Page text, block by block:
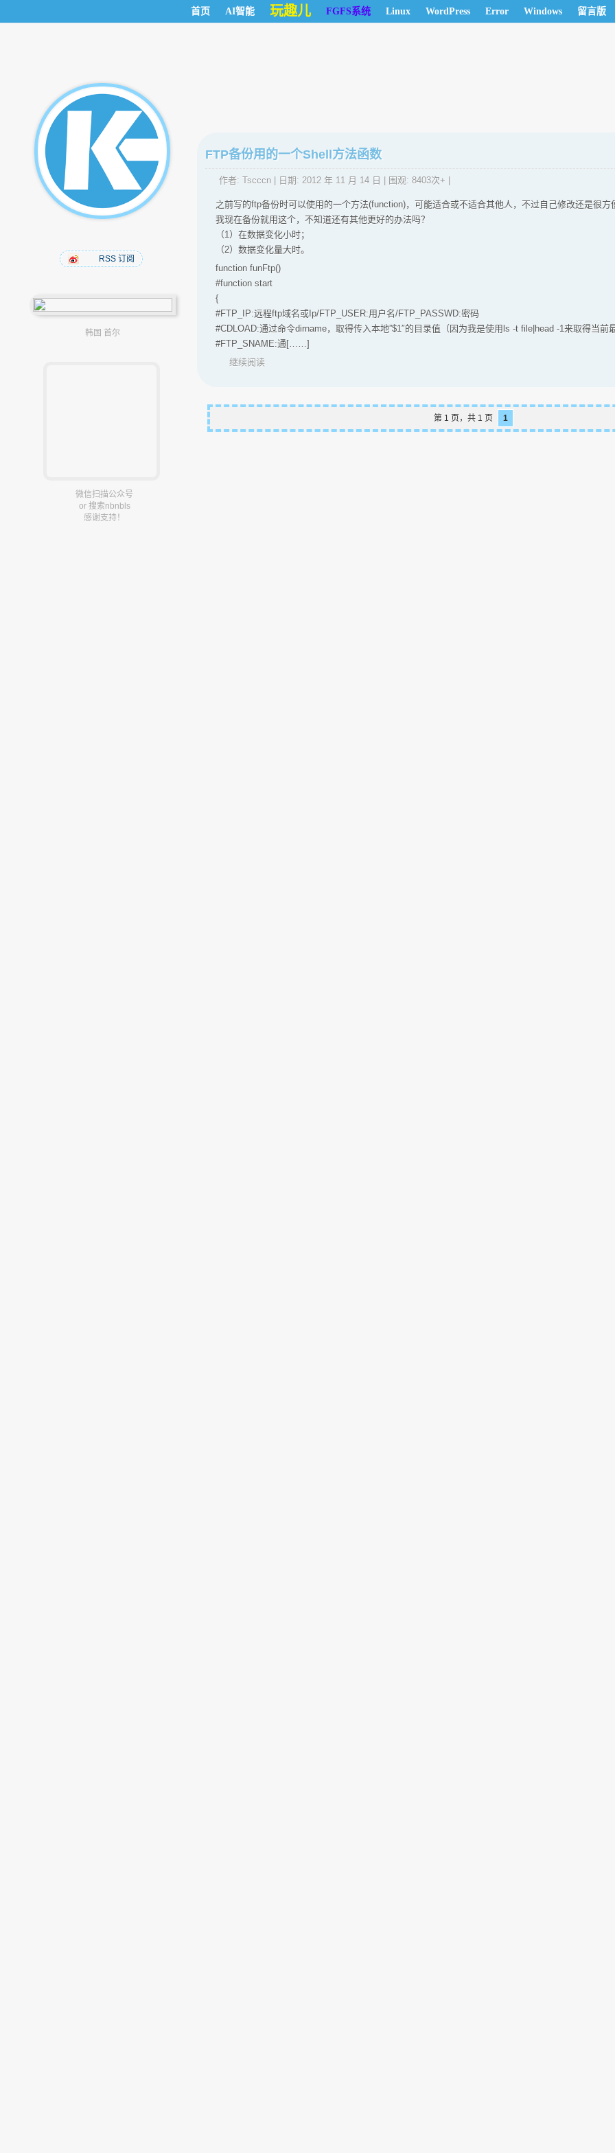
首页 AI智能 玩趣儿 FGFS系统 Linux WordPress Error Windows 留言版
RSS 订阅
韩国 首尔
微信扫描公众号
or 搜索nbnbls
感谢支持！
FTP备份用的一个Shell方法函数
作者: Tscccn| 日期: 2012 年 11 月 14 日 | 围观: 8403次+ |
之前写的ftp备份时可以使用的一个方法(function)，可能适合或不适合其他人，不过自己修改还是很方
我现在备份就用这个，不知道还有其他更好的办法吗？
（1）在数据变化小时；
（2）数据变化量大时。
function funFtp()
#function start
{
#FTP_IP:远程ftp域名或Ip/FTP_USER:用户名/FTP_PASSWD:密码
#CDLOAD:通过命令dirname，取得传入本地”$1″的目录值（因为我是使用ls -t file|head -1来取得当前
#FTP_SNAME:通[……]
继续阅读
第 1 页，共 1 页 1